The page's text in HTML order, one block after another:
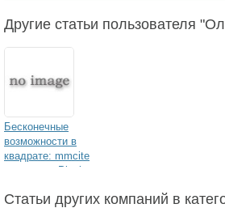
Другие статьи пользователя
Бесконечные
возможности в
квадрате: mmcite
выпускает Pixel
Статьи других компаний в